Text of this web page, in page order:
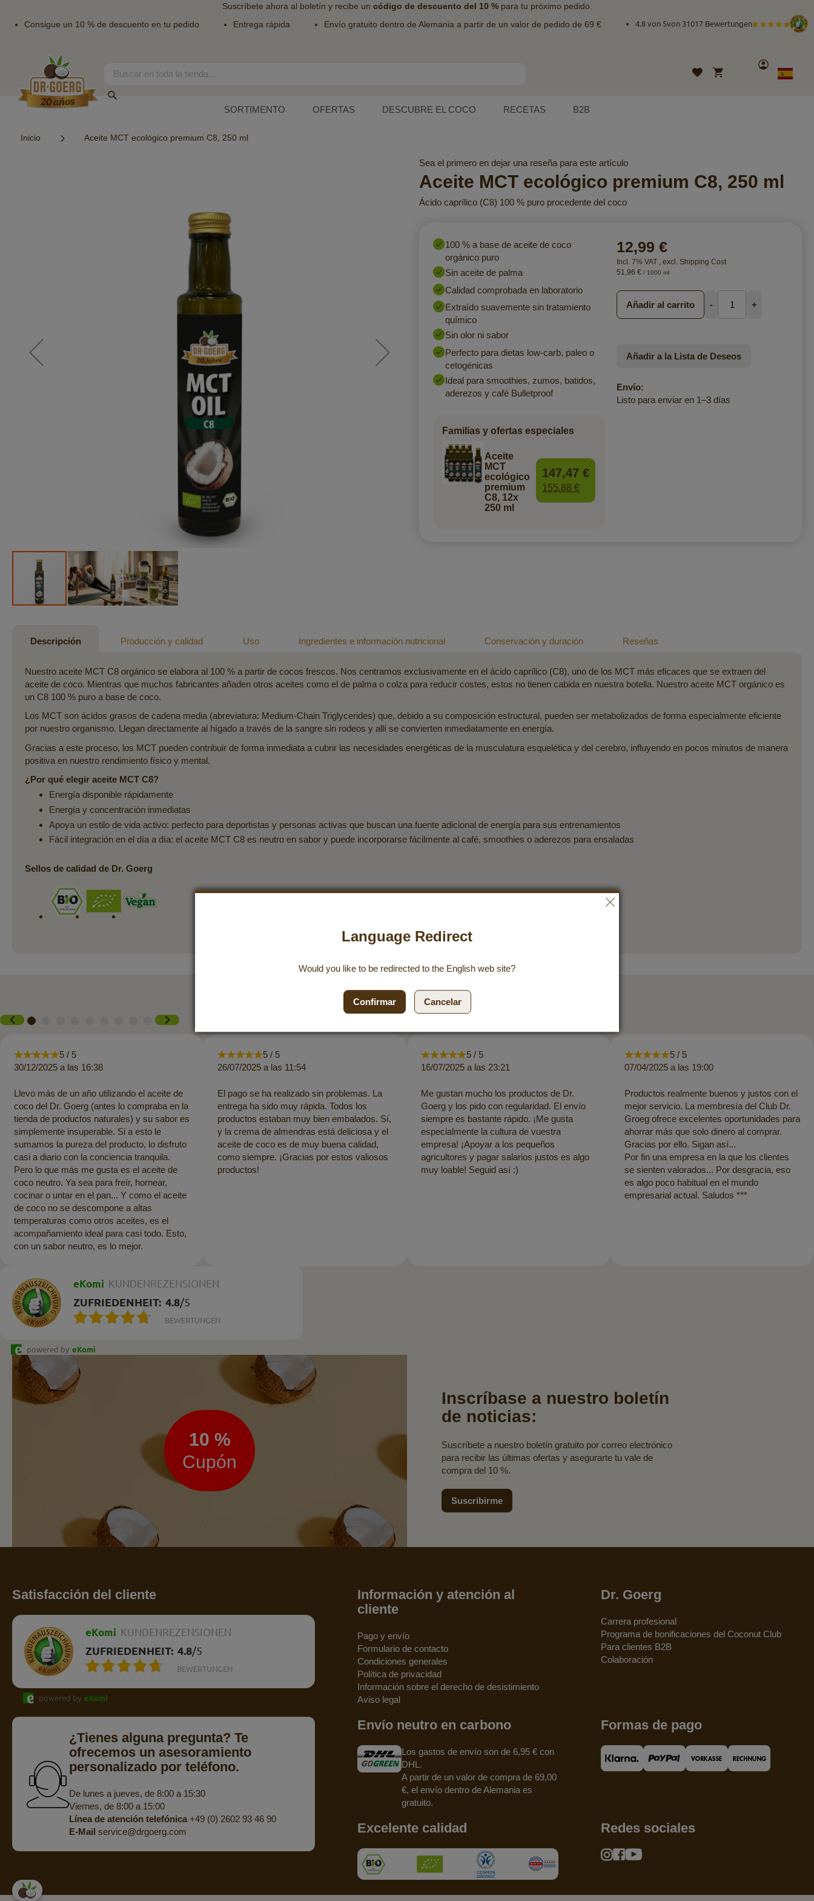
Suscríbete ahora al boletín y recibe un código de descuento del 10 %para tu próximo pedido.
Consigue un 10 % de descuento en tu pedido
Entrega rápida Envío gratuito dentro de Alemania a partir de un valor de pedido de 69 € 4.8 von 5von 31017 Bewertungen
contenido
Search
Lista
Mi cesta
Cuenta
Lenguaje
Spanish
SORTIMENTO OFERTAS DESCUBRE EL COCO RECETAS B2B
Inicio Aceite MCT ecológico premium C8, 250 ml
comienzo
galería
imágenes
Sea el primero en dejar una reseña para este artículo
Aceite MCT ecológico premium C8, 250 ml
Ácido caprílico (C8) 100 % puro procedente del coco
100 % a base de aceite de coco
orgánico puro
Sin aceite de palma
Calidad comprobada en laboratorio
Extraído suavemente sin tratamiento
químico
Sin olor ni sabor
Perfecto para dietas low-carb, paleo o
cetogénicas
Ideal para smoothies, zumos, batidos,
aderezos y café Bulletproof
Familias y ofertas especiales
Aceite
MCT
ecológico
premium
C8, 12x
250 ml
147,47 €
155,88 €
12,99 €
Incl. 7% VAT , excl. Shipping Cost
51,96 € / 1000 ml
Añadir al carrito - +
Añadir a la Lista de Deseos
Envío:
Listo para enviar en 1–3 días
Descripción
Nuestro aceite MCT C8 orgánico se elabora al 100 % a partir de cocos frescos. Nos centramos exclusivamente en el ácido caprílico (C8), uno de los MCT más eficaces que se extraen del
aceite de coco. Mientras que muchos fabricantes añaden otros aceites como el de palma o colza para reducir costes, estos no tienen cabida en nuestra botella. Nuestro aceite MCT orgánico es
un C8 100 % puro a base de coco.
Los MCT son ácidos grasos de cadena media (abreviatura: Medium-Chain Triglycerides) que, debido a su composición estructural, pueden ser metabolizados de forma especialmente eficiente
por nuestro organismo. Llegan directamente al hígado a través de la sangre sin rodeos y allí se convierten inmediatamente en energía.
Gracias a este proceso, los MCT pueden contribuir de forma inmediata a cubrir las necesidades energéticas de la musculatura esquelética y del cerebro, influyendo en pocos minutos de manera
positiva en nuestro rendimiento físico y mental.
¿Por qué elegir aceite MCT C8?
Energía disponible rápidamente
Energía y concentración inmediatas
Apoya un estilo de vida activo: perfecto para deportistas y personas activas que buscan una fuente adicional de energía para sus entrenamientos
Fácil integración en el día a día: el aceite MCT C8 es neutro en sabor y puede incorporarse fácilmente al café, smoothies o aderezos para ensaladas
Sellos de calidad de Dr. Goerg
Producción y calidad Uso Ingredientes e información nutricional Conservación y duración Reseñas
5 / 5
30/12/2025 a las 16:38
Llevo más de un año utilizando el aceite de
coco del Dr. Goerg (antes lo compraba en la
tienda de productos naturales) y su sabor es
simplemente insuperable. Si a esto le
sumamos la pureza del producto, lo disfruto
casi a diario con la conciencia tranquila.
Pero lo que más me gusta es el aceite de
coco neutro. Ya sea para freír, hornear,
cocinar o untar en el pan... Y como el aceite
de coco no se descompone a altas
temperaturas como otros aceites, es el
acompañamiento ideal para casi todo. Esto,
con un sabor neutro, es lo mejor.
5 / 5
26/07/2025 a las 11:54
El pago se ha realizado sin problemas. La
entrega ha sido muy rápida. Todos los
productos estaban muy bien embalados. Sí,
y la crema de almendras está deliciosa y el
aceite de coco es de muy buena calidad,
como siempre. ¡Gracias por estos valiosos
productos!
5 / 5
16/07/2025 a las 23:21
Me gustan mucho los productos de Dr.
Goerg y los pido con regularidad. El envío
siempre es bastante rápido. ¡Me gusta
especialmente la cultura de vuestra
empresa! ¡Apoyar a los pequeños
agricultores y pagar salarios justos es algo
muy loable! Seguid así :)
5 / 5
07/04/2025 a las 19:00
Productos realmente buenos y justos con el
mejor servicio. La membresía del Club Dr.
Groeg ofrece excelentes oportunidades para
ahorrar más que solo dinero al comprar.
Gracias por ello. Sigan así...
Por fin una empresa en la que los clientes
se sienten valorados... Por desgracia, eso
es algo poco habitual en el mundo
empresarial actual. Saludos ***
eKomi KUNDENREZENSIONEN
ZUFRIEDENHEIT: 4.8/5
BEWERTUNGEN
powered by eKomi
Boletín
noticias
10 %
Cupón
Inscríbase a nuestro boletín
de noticias:
Suscríbete a nuestro boletín gratuito por correo electrónico
para recibir las últimas ofertas y asegurarte tu vale de
compra del 10 %.
Suscribirme
Satisfacción del cliente
eKomi KUNDENREZENSIONEN
ZUFRIEDENHEIT: 4.8/5
BEWERTUNGEN
powered by eKomi
¿Tienes alguna pregunta? Te
ofrecemos un asesoramiento
personalizado por teléfono.
De lunes a jueves, de 8:00 a 15:30
Viernes, de 8:00 a 15:00
Línea de atención telefónica+49 (0) 2602 93 46 90
E-Mail service@drgoerg.com
Información y atención al
cliente
Pago y envío
Formulario de contacto
Condiciones generales
Política de privacidad
Información sobre el derecho de desistimiento
Aviso legal
Dr. Goerg
Carrera profesional
Programa de bonificaciones del Coconut Club
Para clientes B2B
Colaboración
Envío neutro en carbono
Los gastos de envío son de 6,95 € con
DHL.
A partir de un valor de compra de 69,00
€, el envío dentro de Alemania es
gratuito.
Formas de pago
Excelente calidad Redes sociales
Language Redirect
Would you like to be redirected to the English web site?
Confirmar Cancelar